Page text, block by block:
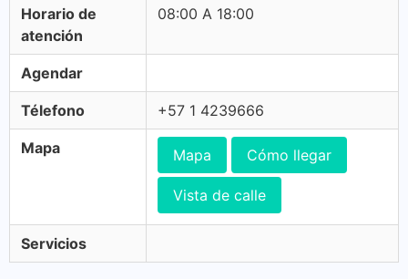
Horario de
atención
08:00 A 18:00
Agendar
Télefono +57 1 4239666
Mapa Mapa Cómo llegar
Vista de calle
Servicios